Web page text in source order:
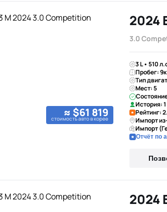
≈ $61 819
стоимость авто в корее
2024
3.0
3 L • 510
Пробег:
Тип
Мест: 5
История:
Рейтинг:
Импорт
Импорт
Отчёт по
2024